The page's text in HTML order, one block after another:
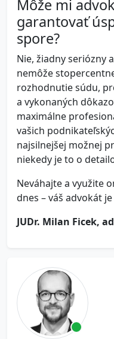
Môže mi
garantovať
spore?
Nie, žiadny seriózny
nemôže
rozhodnutie súdu,
a vykonaných
maximálne
vašich
najsilnejšej možnej
niekedy je to o
Neváhajte a využite
dnes – váš advokát
JUDr. Milan Ficek,